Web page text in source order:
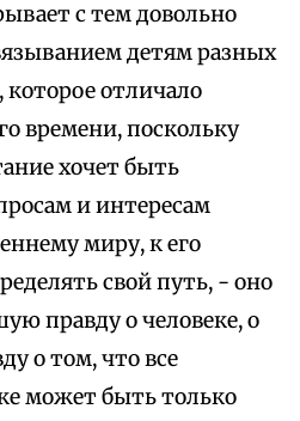
с тем довольно
детям разных
отличало
времени, поскольку
хочет быть
и интересам
миру, к его
свой путь, - оно
правду о человеке, о
о том, что все
может быть только